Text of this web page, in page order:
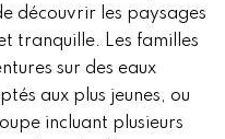
découvrir les paysages
tranquille. Les familles
sur des eaux
aux plus jeunes, ou
incluant plusieurs